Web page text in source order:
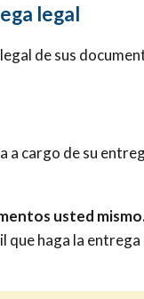
legal
de sus
a cargo de su
usted
haga la